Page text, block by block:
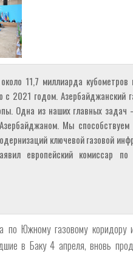
11,7 миллиарда
2021 годом. Азербайджанский
Одна из наших главных
Мы
ключевой газовой
европейский комиссар
по Южному газовому
в Баку 4 апреля, вновь